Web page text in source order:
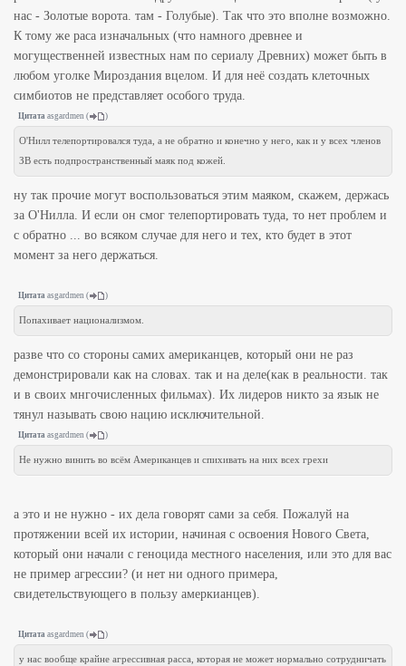
нас - Золотые ворота. там - Голубые). Так что это вполне возможно.
К тому же раса изначальных (что намного древнее и
могущественней известных нам по сериалу Древних) может быть в
любом уголке Мироздания вцелом. И для неё создать клеточных
симбиотов не представляет особого труда.
Цитата asgardmen ( )
О'Нилл телепортировался туда, а не обратно и конечно у него, как и у всех членов
ЗВ есть подпространственный маяк под кожей.
ну так прочие могут воспользоваться этим маяком, скажем, держась
за О'Нилла. И если он смог телепортировать туда, то нет проблем и
с обратно ... во всяком случае для него и тех, кто будет в этот
момент за него держаться.
Цитата asgardmen ( )
Попахивает национализмом.
разве что со стороны самих американцев, который они не раз
демонстрировали как на словах. так и на деле(как в реальности. так
и в своих мнгочисленных фильмах). Их лидеров никто за язык не
тянул называть свою нацию исключительной.
Цитата asgardmen ( )
Не нужно винить во всём Американцев и спихивать на них всех грехи
а это и не нужно - их дела говорят сами за себя. Пожалуй на
протяжении всей их истории, начиная с освоения Нового Света,
который они начали с геноцида местного населения, или это для вас
не пример агрессии? (и нет ни одного примера,
свидетельствующего в пользу амеркианцев).
Цитата asgardmen ( )
у нас вообще крайне агрессивная расса, которая не может нормально сотрудничать